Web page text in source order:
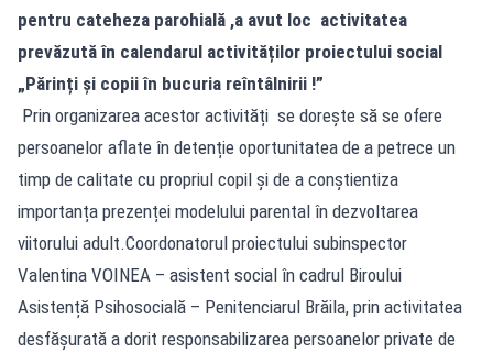
pentru cateheza parohială ,a avut loc activitatea
prevăzută în calendarul activităților proiectului social
„Părinți și copii în bucuria reîntâlnirii !”
Prin organizarea acestor activități se dorește să se ofere
persoanelor aflate în detenție oportunitatea de a petrece un
timp de calitate cu propriul copil și de a conștientiza
importanța prezenței modelului parental în dezvoltarea
viitorului adult.Coordonatorul proiectului subinspector
Valentina VOINEA – asistent social în cadrul Biroului
Asistență Psihosocială – Penitenciarul Brăila, prin activitatea
desfășurată a dorit responsabilizarea persoanelor private de